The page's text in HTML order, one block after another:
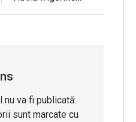
nu va fi publicată.
sunt marcate cu